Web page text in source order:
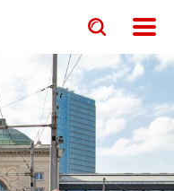
Toggle
search
input
form
Toggle
search
input